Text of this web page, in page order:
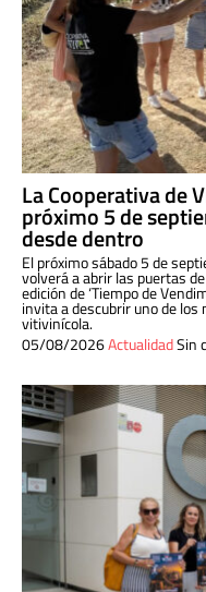
La Cooperativa de
próximo 5 de
desde dentro
El próximo sábado 5 de
volverá a abrir las puertas
edición de ‘Tiempo de
invita a descubrir uno de
vitivinícola.
05/08/2026ActualidadSin